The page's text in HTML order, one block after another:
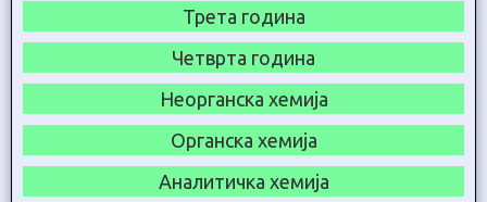
Трета година
Четврта година
Неорганска хемија
Органска хемија
Аналитичка хемија